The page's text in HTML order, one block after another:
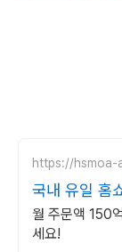
https://hsmoa-
국내 유일 홈
월 주문액 150
세요!